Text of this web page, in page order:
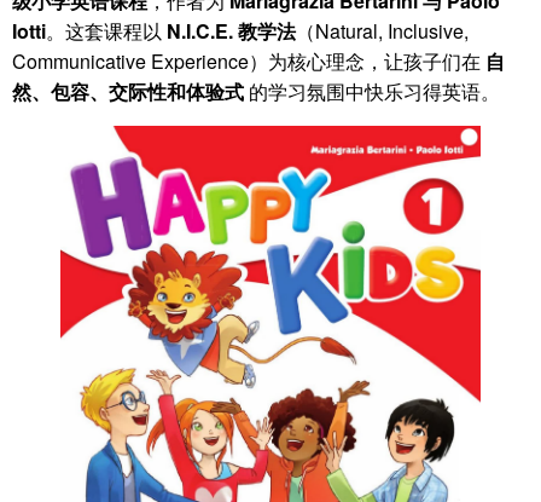
Iotti。这套课程以 N.I.C.E. 教学法（Natural, Inclusive,
Communicative Experience）为核心理念，让孩子们在 自
然、包容、交际性和体验式 的学习氛围中快乐习得英语。